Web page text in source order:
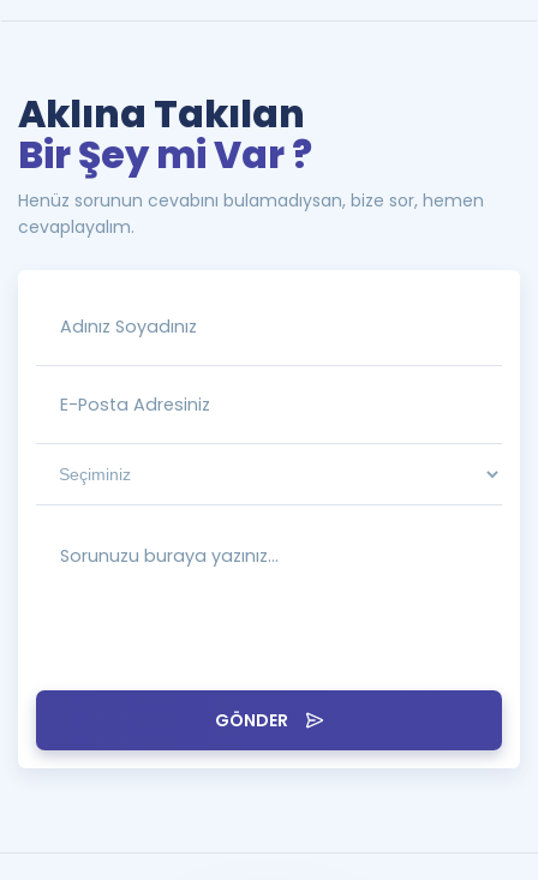
GÖNDER
Aklına Takılan
Bir Şey mi Var ?
Henüz sorunun cevabını bulamadıysan, bize sor, hemen
cevaplayalım.